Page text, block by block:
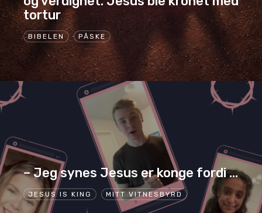
BIBELEN PÅSKE
tortur
JESUS IS KING MITT VITNESBYRD
– Jeg synes Jesus er konge fordi …